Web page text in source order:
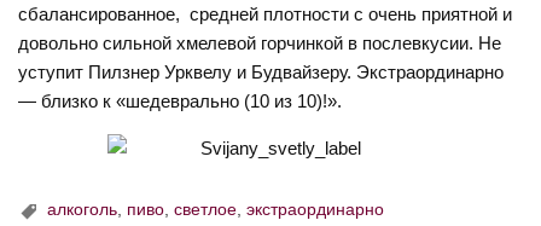
сбалансированное, средней плотности с очень приятной и
довольно сильной хмелевой горчинкой в послевкусии. Не
уступит Пилзнер Урквелу и Будвайзеру. Экстраординарно
— близко к «шедеврально (10 из 10)!».
алкоголь пиво ,светлое ,экстраординарно